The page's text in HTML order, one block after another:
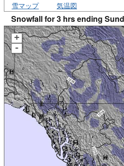
雪マップ 気温図
Snowfall for 3 hrs ending
+
-